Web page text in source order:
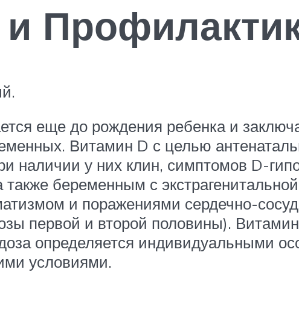
и
еще до рождения ребенка и
Витамин D с целью
наличии у них клин, симптомов D-
беременным с
и поражениями сердечно-
первой и второй половины).
определяется индивидуальными
условиями.